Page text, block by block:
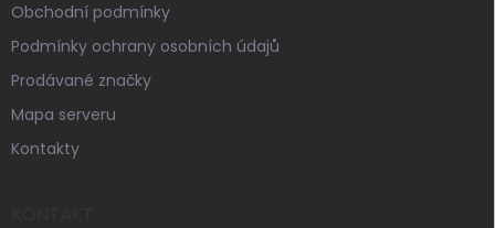
Obchodní podmínky
Podmínky ochrany osobních údajů
Prodávané značky
Mapa serveru
Kontakty